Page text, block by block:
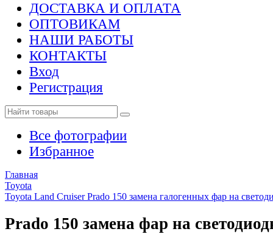
ДОСТАВКА И ОПЛАТА
ОПТОВИКАМ
НАШИ РАБОТЫ
КОНТАКТЫ
Вход
Регистрация
Все фотографии
Избранное
Главная
Toyota
Toyota Land Cruiser Prado 150 замена галогенных фар на
Prado 150 замена фар на